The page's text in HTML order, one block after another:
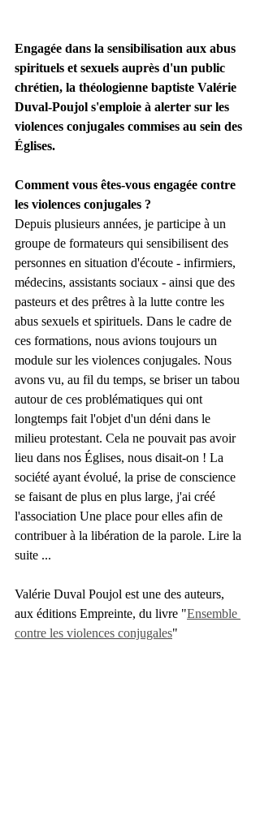
Engagée dans la sensibilisation aux abus
spirituels et sexuels auprès d'un public
chrétien, la théologienne baptiste Valérie
Duval-Poujol s'emploie à alerter sur les
violences conjugales commises au sein des
Églises.
Comment vous êtes-vous engagée contre
les violences conjugales ?
Depuis plusieurs années, je participe à un
groupe de formateurs qui sensibilisent des
personnes en situation d'écoute - infirmiers,
médecins, assistants sociaux - ainsi que des
pasteurs et des prêtres à la lutte contre les
abus sexuels et spirituels. Dans le cadre de
ces formations, nous avions toujours un
module sur les violences conjugales. Nous
avons vu, au fil du temps, se briser un tabou
autour de ces problématiques qui ont
longtemps fait l'objet d'un déni dans le
milieu protestant. Cela ne pouvait pas avoir
lieu dans nos Églises, nous disait-on ! La
société ayant évolué, la prise de conscience
se faisant de plus en plus large, j'ai créé
l'association Une place pour elles afin de
contribuer à la libération de la parole. Lire la
suite ...
Valérie Duval Poujol est une des auteurs,
aux éditions Empreinte, du livre "Ensemble
contre les violences conjugales"